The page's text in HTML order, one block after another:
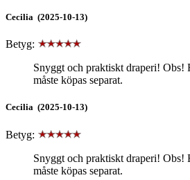
Cecilia (2025-10-13)
Betyg:
Snyggt och praktiskt draperi! Obs!
måste köpas separat.
Cecilia (2025-10-13)
Betyg:
Snyggt och praktiskt draperi! Obs!
måste köpas separat.